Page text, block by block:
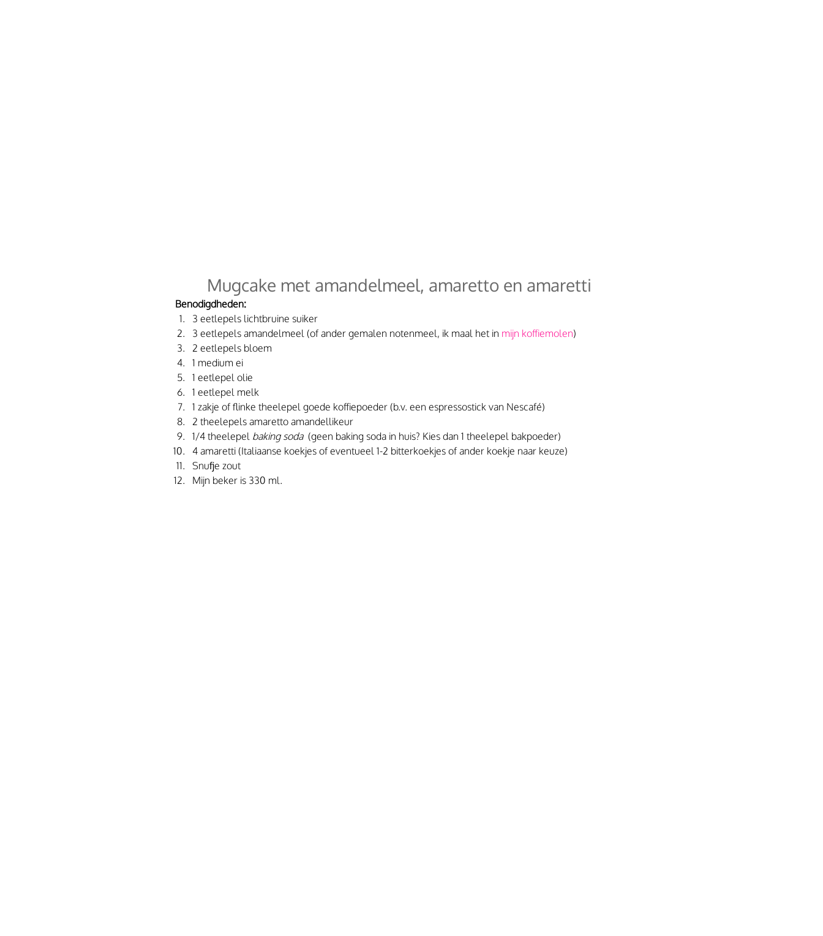
Mugcake met amandelmeel, amaretto en amaretti
Benodigdheden:
3 eetlepels lichtbruine suiker
3 eetlepels amandelmeel (of ander gemalen notenmeel, ik maal het in mijn koffiemolen)
2 eetlepels bloem
1 medium ei
1 eetlepel olie
1 eetlepel melk
1 zakje of flinke theelepel goede koffiepoeder (b.v. een espressostick van Nescafé)
2 theelepels amaretto amandellikeur
1/4 theelepel baking soda (geen baking soda in huis? Kies dan 1 theelepel bakpoeder)
4 amaretti (Italiaanse koekjes of eventueel 1-2 bitterkoekjes of ander koekje naar keuze)
Snufje zout
Mijn beker is 330 ml.